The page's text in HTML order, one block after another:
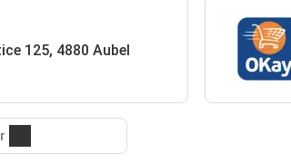
125, 4880 Aubel